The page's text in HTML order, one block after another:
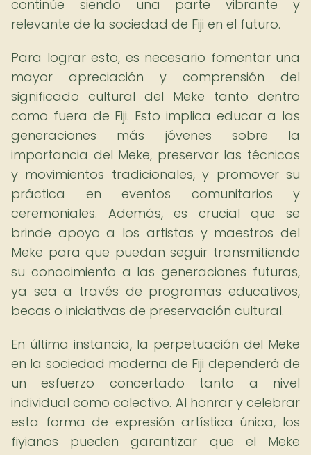
continúe siendo una parte vibrante y
relevante de la sociedad de Fiji en el futuro.
Para lograr esto, es necesario fomentar una
mayor apreciación y comprensión del
significado cultural del Meke tanto dentro
como fuera de Fiji. Esto implica educar a las
generaciones más jóvenes sobre la
importancia del Meke, preservar las técnicas
y movimientos tradicionales, y promover su
práctica en eventos comunitarios y
ceremoniales. Además, es crucial que se
brinde apoyo a los artistas y maestros del
Meke para que puedan seguir transmitiendo
su conocimiento a las generaciones futuras,
ya sea a través de programas educativos,
becas o iniciativas de preservación cultural.
En última instancia, la perpetuación del Meke
en la sociedad moderna de Fiji dependerá de
un esfuerzo concertado tanto a nivel
individual como colectivo. Al honrar y celebrar
esta forma de expresión artística única, los
fiyianos pueden garantizar que el Meke